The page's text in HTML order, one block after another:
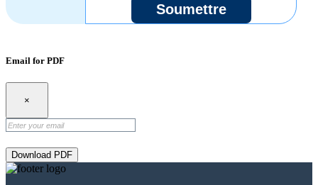
Soumettre
Email for PDF
×
Download PDF